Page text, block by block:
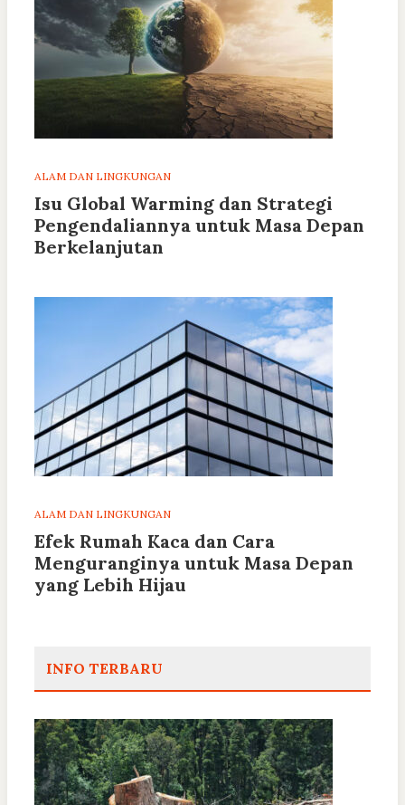
ALAM DAN LINGKUNGAN
Isu Global Warming dan Strategi
Pengendaliannya untuk Masa Depan
Berkelanjutan
ALAM DAN LINGKUNGAN
Efek Rumah Kaca dan Cara
Menguranginya untuk Masa Depan
yang Lebih Hijau
INFO TERBARU